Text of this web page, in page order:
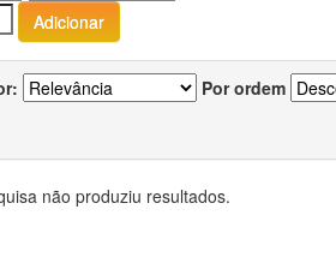
Por ordem
não produziu resultados.